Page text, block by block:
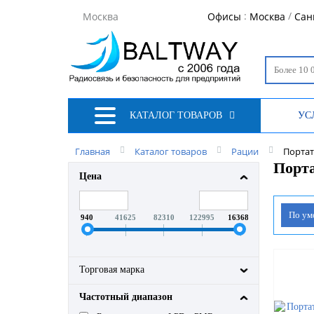
Москва Офисы : Москва /
КАТАЛОГ ТОВАРОВ
Главная Каталог товаров Рации
Цена
940 41625 82310 122995 163680
Торговая марка
Частотный диапазон
По